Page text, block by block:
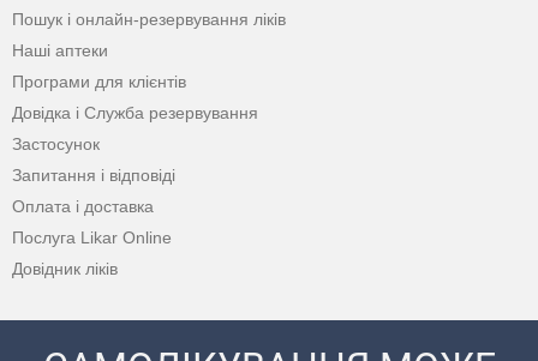
Пошук і онлайн-резервування ліків
Наші аптеки
Програми для клієнтів
Довідка і Служба резервування
Застосунок
Запитання і відповіді
Оплата і доставка
Послуга Likar Online
Довідник ліків